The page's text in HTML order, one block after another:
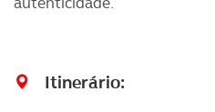
Itinerário: